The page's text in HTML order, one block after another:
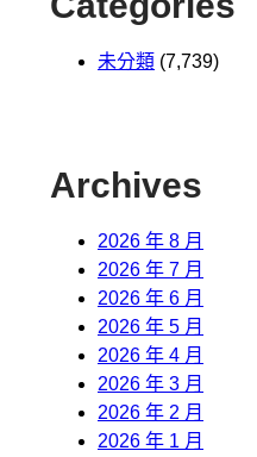
未分類 (7,739)
Archives
2026 年 8 月
2026 年 7 月
2026 年 6 月
2026 年 5 月
2026 年 4 月
2026 年 3 月
2026 年 2 月
2026 年 1 月